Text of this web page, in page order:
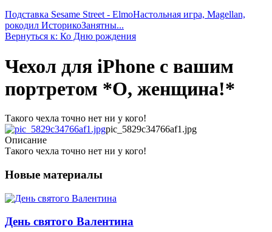
Подставка Sesame Street - ElmoНастольная игра, Magellan,
рокодил ИсторикоЗанятны...
Вернуться к: Ко Дню рождения
Чехол для iPhone с вашим
портретом *О, женщина!*
Такого чехла точно нет ни у кого!
pic_5829c34766af1.jpg
Описание
Такого чехла точно нет ни у кого!
Новые материалы
День святого Валентина